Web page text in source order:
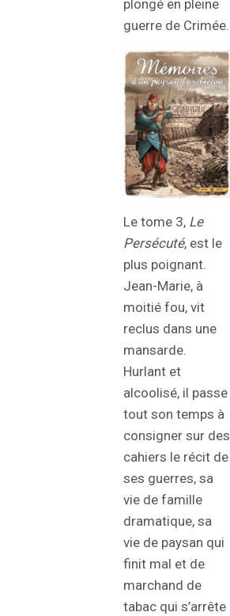
plongé en pleine
guerre de Crimée.
Le tome 3, Le
Persécuté, est le
plus poignant.
Jean-Marie, à
moitié fou, vit
reclus dans une
mansarde.
Hurlant et
alcoolisé, il passe
tout son temps à
consigner sur des
cahiers le récit de
ses guerres, sa
vie de famille
dramatique, sa
vie de paysan qui
finit mal et de
marchand de
tabac qui s’arrête